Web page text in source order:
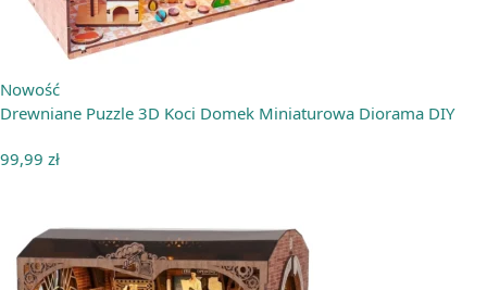
Nowość
Drewniane Puzzle 3D Koci Domek Miniaturowa Diorama DIY
99,99 zł